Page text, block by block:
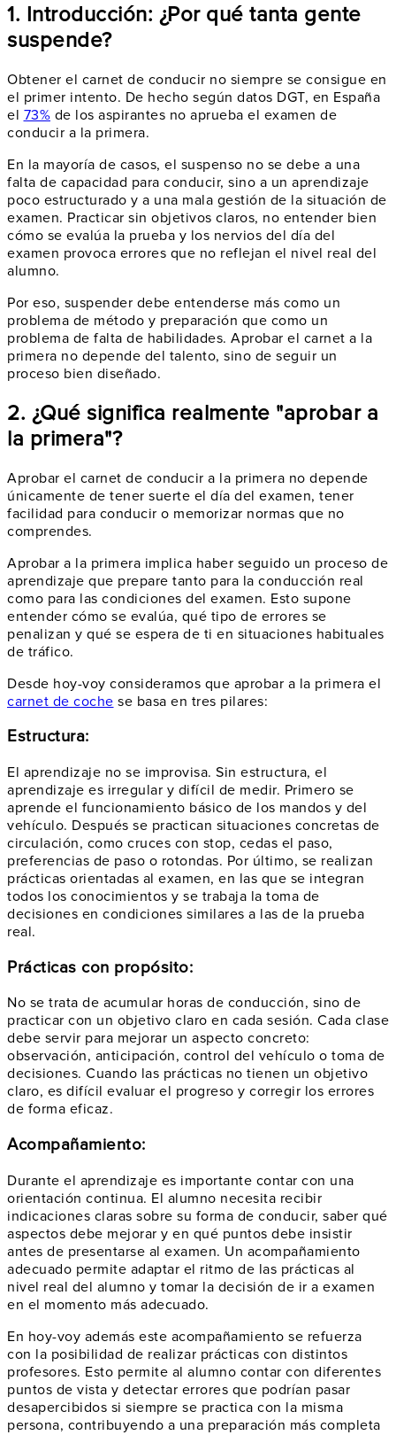
1. Introducción: ¿Por qué tanta gente
suspende?
Obtener el carnet de conducir no siempre se consigue en
el primer intento. De hecho según datos DGT, en España
el 73% de los aspirantes no aprueba el examen de
conducir a la primera.
En la mayoría de casos, el suspenso no se debe a una
falta de capacidad para conducir, sino a un aprendizaje
poco estructurado y a una mala gestión de la situación de
examen. Practicar sin objetivos claros, no entender bien
cómo se evalúa la prueba y los nervios del día del
examen provoca errores que no reflejan el nivel real del
alumno.
Por eso, suspender debe entenderse más como un
problema de método y preparación que como un
problema de falta de habilidades. Aprobar el carnet a la
primera no depende del talento, sino de seguir un
proceso bien diseñado.
2. ¿Qué significa realmente "aprobar a
la primera"?
Aprobar el carnet de conducir a la primera no depende
únicamente de tener suerte el día del examen, tener
facilidad para conducir o memorizar normas que no
comprendes.
Aprobar a la primera implica haber seguido un proceso de
aprendizaje que prepare tanto para la conducción real
como para las condiciones del examen. Esto supone
entender cómo se evalúa, qué tipo de errores se
penalizan y qué se espera de ti en situaciones habituales
de tráfico.
Desde hoy-voy consideramos que aprobar a la primera el
carnet de coche se basa en tres pilares:
Estructura:
El aprendizaje no se improvisa. Sin estructura, el
aprendizaje es irregular y difícil de medir. Primero se
aprende el funcionamiento básico de los mandos y del
vehículo. Después se practican situaciones concretas de
circulación, como cruces con stop, cedas el paso,
preferencias de paso o rotondas. Por último, se realizan
prácticas orientadas al examen, en las que se integran
todos los conocimientos y se trabaja la toma de
decisiones en condiciones similares a las de la prueba
real.
Prácticas con propósito:
No se trata de acumular horas de conducción, sino de
practicar con un objetivo claro en cada sesión. Cada clase
debe servir para mejorar un aspecto concreto:
observación, anticipación, control del vehículo o toma de
decisiones. Cuando las prácticas no tienen un objetivo
claro, es difícil evaluar el progreso y corregir los errores
de forma eficaz.
Acompañamiento:
Durante el aprendizaje es importante contar con una
orientación continua. El alumno necesita recibir
indicaciones claras sobre su forma de conducir, saber qué
aspectos debe mejorar y en qué puntos debe insistir
antes de presentarse al examen. Un acompañamiento
adecuado permite adaptar el ritmo de las prácticas al
nivel real del alumno y tomar la decisión de ir a examen
en el momento más adecuado.
En hoy-voy además este acompañamiento se refuerza
con la posibilidad de realizar prácticas con distintos
profesores. Esto permite al alumno contar con diferentes
puntos de vista y detectar errores que podrían pasar
desapercibidos si siempre se practica con la misma
persona, contribuyendo a una preparación más completa